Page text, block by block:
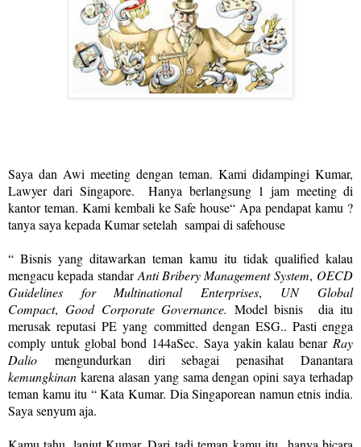
Saya dan Awi meeting dengan teman. Kami didampingi Kumar,
Lawyer dari Singapore. Hanya berlangsung 1 jam meeting di
kantor teman. Kami kembali ke Safe house“ Apa pendapat kamu ?
tanya saya kepada Kumar setelah sampai di safehouse
“ Bisnis yang ditawarkan teman kamu itu tidak qualified kalau
mengacu kepada standarAnti Bribery Management System, OECD
Guidelines for Multinational Enterprises, UN Global
Compact,Good Corporate Governance. Model bisnis dia itu
merusak reputasi PE yang committed dengan ESG.. Pasti engga
comply untuk global bond 144aSec. Saya yakin kalau benar Ray
Dalio mengundurkan diri sebagai penasihat Danantara
kemungkinan karena alasan yang sama dengan opini saya terhadap
teman kamu itu “ Kata Kumar. Dia Singaporean namun etnis india.
Saya senyum aja.